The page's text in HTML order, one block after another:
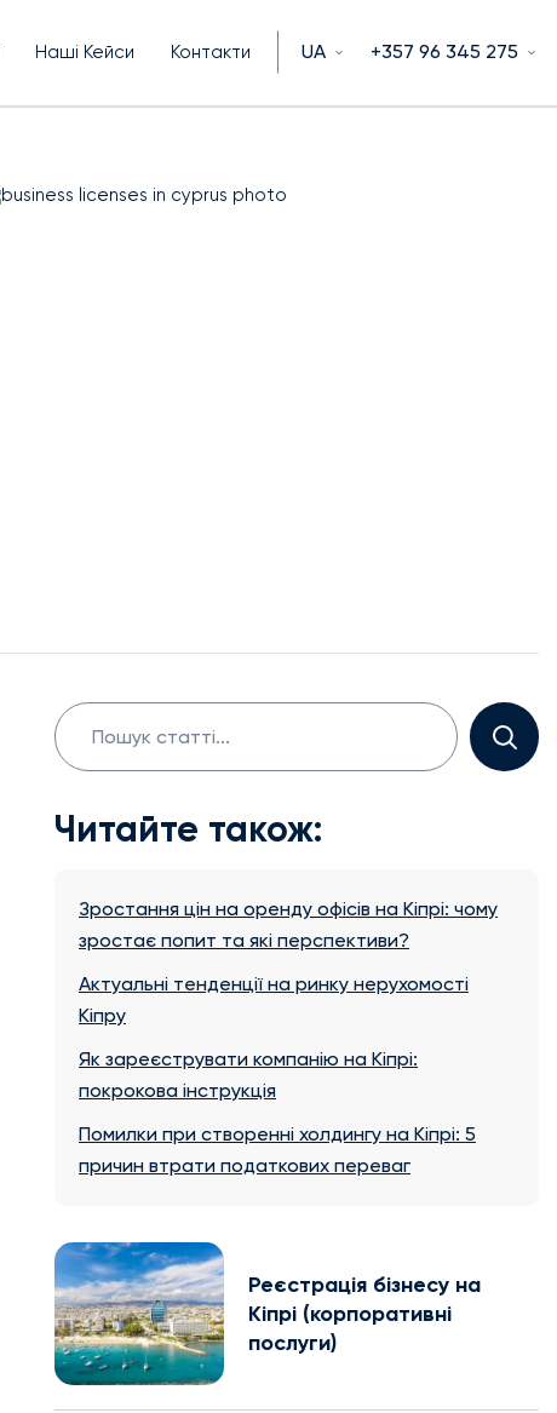
Наші Кейси Контакти UA +357 96 345 275
Search
for:
Читайте також:
Зростання цін на оренду офісів на Кіпрі: чому
зростає попит та які перспективи?
Актуальні тенденції на ринку нерухомості
Кіпру
Як зареєструвати компанію на Кіпрі:
покрокова інструкція
Помилки при створенні холдингу на Кіпрі: 5
причин втрати податкових переваг
Реєстрація бізнесу на
Кіпрі (корпоративні
послуги)